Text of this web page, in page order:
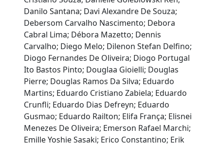
Danilo Santana; Davi Alexandre De Souza;
Debersom Carvalho Nascimento; Debora
Cabral Lima; Débora Mazetto; Dennis
Carvalho; Diego Melo; Dilenon Stefan Delfino;
Diogo Fernandes De Oliveira; Diogo Portugal
Ito Bastos Pinto; Douglaa Gioielli; Douglas
Pierre; Douglas Ramos Da Silva; Eduardo
Martins; Eduardo Cristiano Zabiela; Eduardo
Crunfli; Eduardo Dias Defreyn; Eduardo
Gusmao; Eduardo Railton; Elifa França; Elisnei
Menezes De Oliveira; Emerson Rafael Marchi;
Emille Yoshie Sasaki; Erico Constantino; Erik